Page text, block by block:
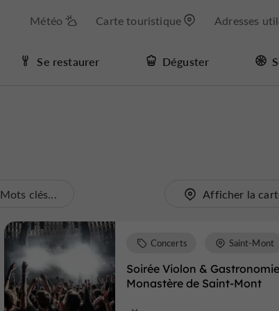
Météo Carte touristique Adresses
Se restaurer Déguster
Mots clés... Afficher la
Soirée Violon &
Monastère de Saint-Mont
Concerts Saint-Mont